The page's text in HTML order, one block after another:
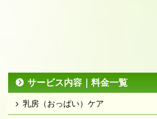
サービス内容｜料金一覧
乳房（おっぱい）ケア